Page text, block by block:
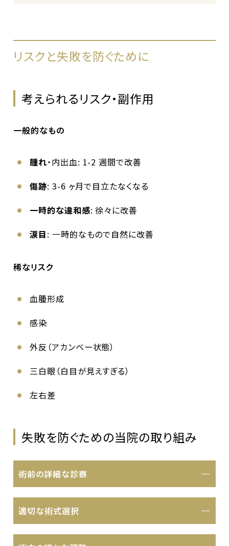
リスクと失敗を防ぐために
考えられるリスク・副作用
一般的なもの
腫れ・内出血: 1-2 週間で改善
傷跡: 3-6 ヶ月で目立たなくなる
一時的な違和感: 徐々に改善
涙目: 一時的なもので自然に改善
稀なリスク
血腫形成
感染
外反（アカンベー状態）
三白眼（白目が見えすぎる）
左右差
失敗を防ぐための当院の取り組み
術前の詳細な診察
適切な術式選択